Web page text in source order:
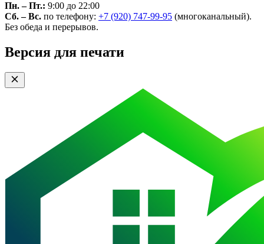
Пн. – Пт.: 9:00 до 22:00
Сб. – Вс. по телефону: +7 (920) 747-99-95 (многоканальный).
Без обеда и перерывов.
Версия для печати